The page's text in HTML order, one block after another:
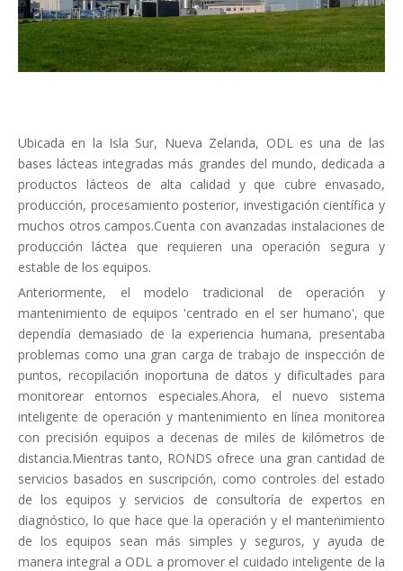
Ubicada en la Isla Sur, Nueva Zelanda, ODL es una de las
bases lácteas integradas más grandes del mundo, dedicada a
productos lácteos de alta calidad y que cubre envasado,
producción, procesamiento posterior, investigación científica y
muchos otros campos.Cuenta con avanzadas instalaciones de
producción láctea que requieren una operación segura y
estable de los equipos.
Anteriormente, el modelo tradicional de operación y
mantenimiento de equipos 'centrado en el ser humano', que
dependía demasiado de la experiencia humana, presentaba
problemas como una gran carga de trabajo de inspección de
puntos, recopilación inoportuna de datos y dificultades para
monitorear entornos especiales.Ahora, el nuevo sistema
inteligente de operación y mantenimiento en línea monitorea
con precisión equipos a decenas de miles de kilómetros de
distancia.Mientras tanto, RONDS ofrece una gran cantidad de
servicios basados ​​en suscripción, como controles del estado
de los equipos y servicios de consultoría de expertos en
diagnóstico, lo que hace que la operación y el mantenimiento
de los equipos sean más simples y seguros, y ayuda de
manera integral a ODL a promover el cuidado inteligente de la